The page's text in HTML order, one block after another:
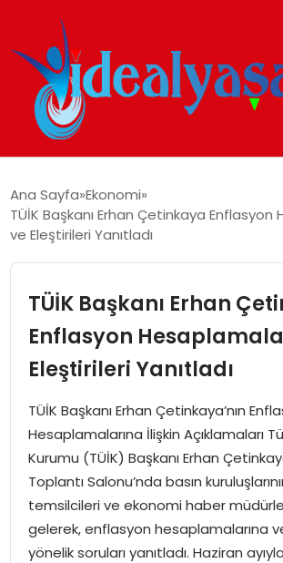
GÜNDEM
İDEAL SPOR
YAŞAM
MAGAZIN
SAĞLIK
SOSYAL HABER
Ana Sayfa Ekonomi
TÜİK Başkanı Erhan Çetinkaya Enflasyon
ve Eleştirileri Yanıtladı
TÜİK Başkanı Erhan
Enflasyon
Eleştirileri Yanıtladı
TÜİK Başkanı Erhan Çetinkaya’nın
Hesaplamalarına İlişkin Açıklamaları
Kurumu (TÜİK) Başkanı Erhan
Toplantı Salonu’nda basın
temsilcileri ve ekonomi haber
gelerek, enflasyon hesaplamalarına
yönelik soruları yanıtladı. Haziran